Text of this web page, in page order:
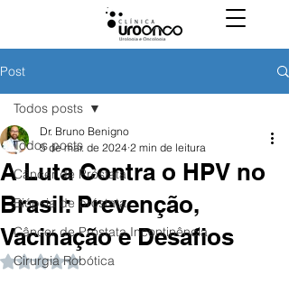
Post
Todos posts
Câncer de Próstata
Biópsia de próstata
Câncer de Próstata Incontinência
Cirurgia Robótica
Todos posts
A Luta Contra o HPV no
Brasil: Prevenção,
Vacinação e Desafios
Dr. Bruno Benigno
5 de mar. de 2024 2 min de leitura
Avaliado com NaN de 5 estrelas.